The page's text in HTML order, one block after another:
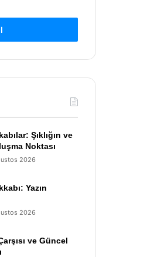
Şıklığın ve
Noktası
2026
Yazın
2026
ve Güncel